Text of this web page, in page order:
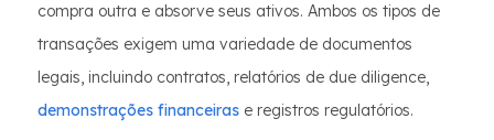
compra outra e absorve seus ativos. Ambos os tipos de
transações exigem uma variedade de documentos
legais, incluindo contratos, relatórios de due diligence,
demonstrações financeiras e registros regulatórios.